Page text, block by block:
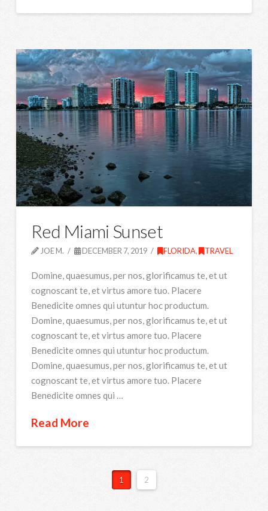
Red Miami Sunset
JOE M. DECEMBER 7, 2019 FLORIDA, TRAVEL
Domine, quaesumus, per nos, glorificamus te, et ut
cognoscant te, et virtus amore tuo. Placere
Benedicite omnes qui utuntur hoc productum.
Domine, quaesumus, per nos, glorificamus te, et ut
cognoscant te, et virtus amore tuo. Placere
Benedicite omnes qui utuntur hoc productum.
Domine, quaesumus, per nos, glorificamus te, et ut
cognoscant te, et virtus amore tuo. Placere
Benedicite omnes qui …
Read More
1 2